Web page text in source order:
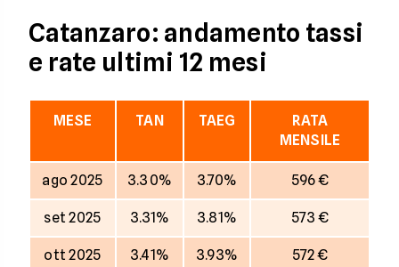
Catanzaro: andamento tassi
e rate ultimi 12 mesi
MESE TAN TAEG
RATA
MENSILE
ago 2025 3.30% 3.70% 596 €
set 2025 3.31% 3.81% 573 €
ott 2025 3.41% 3.93% 572 €